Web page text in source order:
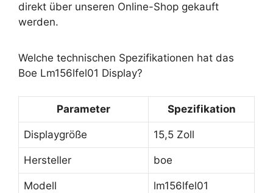
direkt über unseren Online-Shop gekauft
werden.
Welche technischen Spezifikationen hat das
Boe Lm156lfel01 Display?
Parameter Spezifikation
Displaygröße 15,5 Zoll
Hersteller boe
Modell lm156lfel01